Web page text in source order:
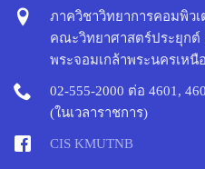
ภาควิชาวิทยาการคอมพิว
คณะวิทยาศาสตร์ประยุกต์
พระจอมเกล้าพระนครเหนือ
02-555-2000 ต่อ 4601,
(ในเวลาราชการ)
CIS KMUTNB